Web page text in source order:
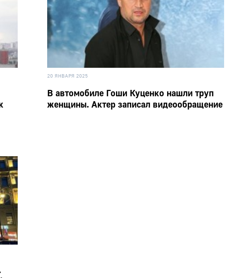
20 ЯНВАРЯ 2025
В автомобиле Гоши Куценко нашли труп
женщины. Актер записал видеообращение